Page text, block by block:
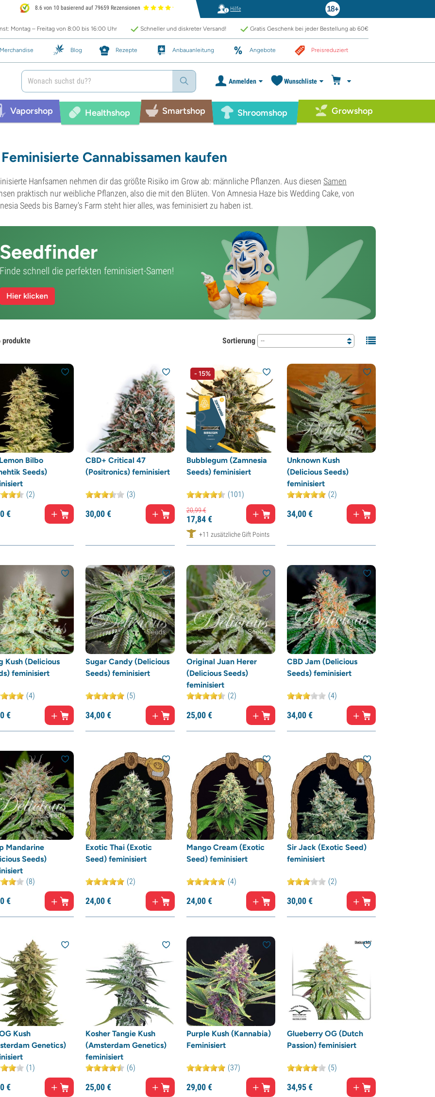
8.6 von 10 basierend auf 79659 Rezensionen Hilfe
Montag – Freitag von 8:00 bis 16:00 Uhr Schneller und diskreter Versand! Gratis Geschenk bei jeder Bestellung ab 60€
Merchandise Blog Rezepte Anbauanleitung Angebote Preisreduziert
Anmelden Wunschliste
Vaporshop Healthshop Smartshop Shroomshop Growshop
Feminisierte Cannabissamen kaufen
Hanfsamen nehmen dir das größte Risiko im Grow ab: männliche Pflanzen. Aus diesen Samen
praktisch nur weibliche Pflanzen, also die mit den Blüten. Von Amnesia Haze bis Wedding Cake, von
Seeds bis Barney's Farm steht hier alles, was feminisiert zu haben ist.
Seedfinder
Finde schnell die perfekten feminisiert-Samen!
Hier klicken
produkte Sortierung --
Bilbo
Seeds)
(2)
€
CBD+ Critical 47
(Positronics) feminisiert
(3)
30,00€
- 15%
Bubblegum (Zamnesia
Seeds) feminisiert
(101)
20,99€
17,84€
+11 zusätzliche Gift Points
Unknown Kush
(Delicious Seeds)
feminisiert
(2)
34,00€
Kush (Delicious
feminisiert
(4)
€
Sugar Candy (Delicious
Seeds) feminisiert
(5)
34,00€
Original Juan Herer
(Delicious Seeds)
feminisiert
(2)
25,00€
CBD Jam (Delicious
Seeds) feminisiert
(4)
34,00€
Mandarine
Seeds)
(8)
€
Exotic Thai (Exotic
Seed) feminisiert
(2)
24,00€
Mango Cream (Exotic
Seed) feminisiert
(4)
24,00€
Sir Jack (Exotic Seed)
feminisiert
(2)
30,00€
Kush
Genetics)
(1)
€
Kosher Tangie Kush
(Amsterdam Genetics)
feminisiert
(6)
25,00€
Purple Kush (Kannabia)
Feminisiert
(37)
29,00€
Glueberry OG (Dutch
Passion) feminisiert
(5)
34,95€